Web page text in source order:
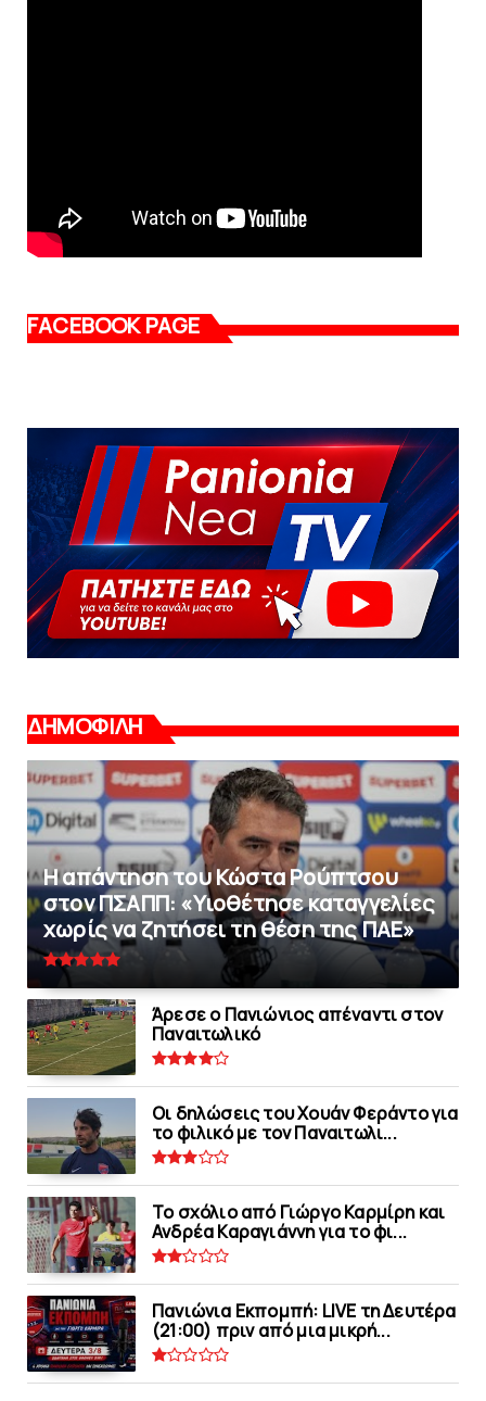
FACEBOOK PAGE
ΔΗΜΟΦΙΛΗ
Η απάντηση του Κώστα Ρούπτσου
στον ΠΣΑΠΠ: «Υιοθέτησε καταγγελίες
χωρίς να ζητήσει τη θέση της ΠAΕ»
Άρεσε ο Πανιώνιος απέναντι στoν
Παναιτωλικό
Οι δηλώσεις του Χουάν Φεράντο για
το φιλικό με τoν Παναιτωλι...
Το σχόλιο από Γιώργο Καρμίρη και
Ανδρέα Καραγιάννη για το φι...
Πανιώνια Εκπομπή: LIVE τη Δευτέρα
(21:00) πριν από μια μικρή...